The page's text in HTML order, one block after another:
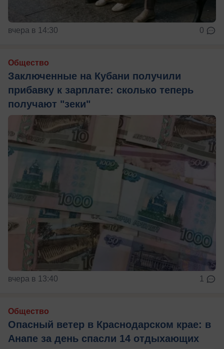
вчера в 14:30 0
Общество
Заключенные на Кубани получили
прибавку к зарплате: сколько теперь
получают "зеки"
вчера в 13:40 1
Общество
Опасный ветер в Краснодарском крае: в
Анапе за день спасли 14 отдыхающих